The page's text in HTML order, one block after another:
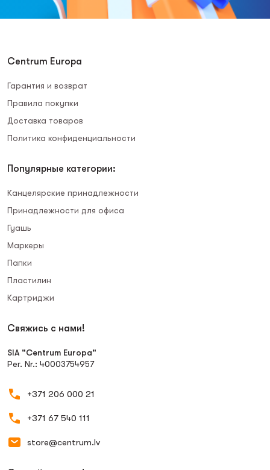
Centrum Europa
Гарантия и возврат
Правила покупки
Доставка товаров
Политика конфиденциальности
Популярные категории:
Канцелярские принадлежности
Принадлежности для офиса
Гуашь
Маркеры
Папки
Пластилин
Картриджи
Свяжись с нами!
SIA "Centrum Europa"
Рег. Nr.: 40003754957
+371 206 000 21
+371 67 540 111
store@centrum.lv